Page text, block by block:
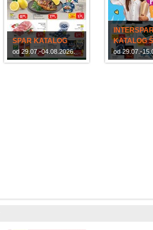
SPAR KATALOG
od 29.07.-04.08.2026.
KATALOG
od 29.07.-